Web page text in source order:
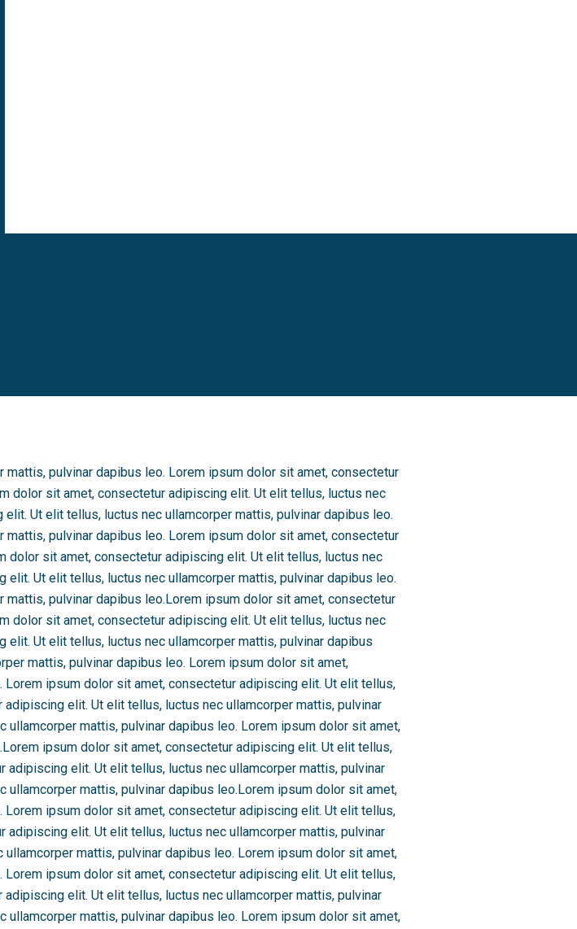
pulvinar dapibus leo. Lorem ipsum dolor sit amet, consectetur
dolor sit amet, consectetur adipiscing elit. Ut elit tellus, luctus nec
Ut elit tellus, luctus nec ullamcorper mattis, pulvinar dapibus leo.
pulvinar dapibus leo. Lorem ipsum dolor sit amet, consectetur
dolor sit amet, consectetur adipiscing elit. Ut elit tellus, luctus nec
Ut elit tellus, luctus nec ullamcorper mattis, pulvinar dapibus leo.
pulvinar dapibus leo.Lorem ipsum dolor sit amet, consectetur
dolor sit amet, consectetur adipiscing elit. Ut elit tellus, luctus nec
Ut elit tellus, luctus nec ullamcorper mattis, pulvinar dapibus
mattis, pulvinar dapibus leo. Lorem ipsum dolor sit amet,
ipsum dolor sit amet, consectetur adipiscing elit. Ut elit tellus,
elit. Ut elit tellus, luctus nec ullamcorper mattis, pulvinar
mattis, pulvinar dapibus leo. Lorem ipsum dolor sit amet,
ipsum dolor sit amet, consectetur adipiscing elit. Ut elit tellus,
elit. Ut elit tellus, luctus nec ullamcorper mattis, pulvinar
mattis, pulvinar dapibus leo.Lorem ipsum dolor sit amet,
ipsum dolor sit amet, consectetur adipiscing elit. Ut elit tellus,
elit. Ut elit tellus, luctus nec ullamcorper mattis, pulvinar
mattis, pulvinar dapibus leo. Lorem ipsum dolor sit amet,
ipsum dolor sit amet, consectetur adipiscing elit. Ut elit tellus,
elit. Ut elit tellus, luctus nec ullamcorper mattis, pulvinar
mattis, pulvinar dapibus leo. Lorem ipsum dolor sit amet,